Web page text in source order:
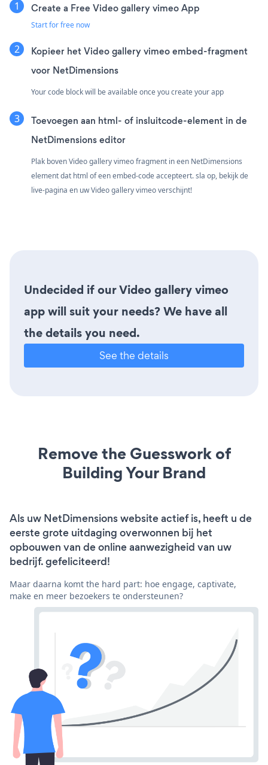
Create a Free Video gallery vimeo App
Start for free now
Kopieer het Video gallery vimeo embed-fragment
voor NetDimensions
Your code block will be available once you create your app
Toevoegen aan html- of insluitcode-element in de
NetDimensions editor
Plak boven Video gallery vimeo fragment in een NetDimensions
element dat html of een embed-code accepteert. sla op, bekijk de
live-pagina en uw Video gallery vimeo verschijnt!
Undecided if our Video gallery vimeo
app will suit your needs? We have all
the details you need.
See the details
Remove the Guesswork of
Building Your Brand
Als uw NetDimensions website actief is, heeft u de
eerste grote uitdaging overwonnen bij het
opbouwen van de online aanwezigheid van uw
bedrijf. gefeliciteerd!
Maar daarna komt the hard part: hoe engage, captivate,
make en meer bezoekers te ondersteunen?